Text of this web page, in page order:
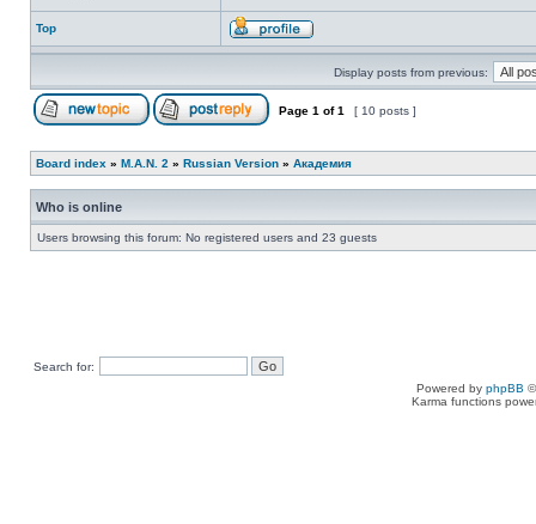
Top
Display posts from previous:
Page 1 of1 [ 10 posts ]
Board index » M.A.N. 2 » Russian Version » Академия
Who is online
Users browsing this forum: No registered users and 23 guests
Search for:
Powered by phpBB
Karma functions